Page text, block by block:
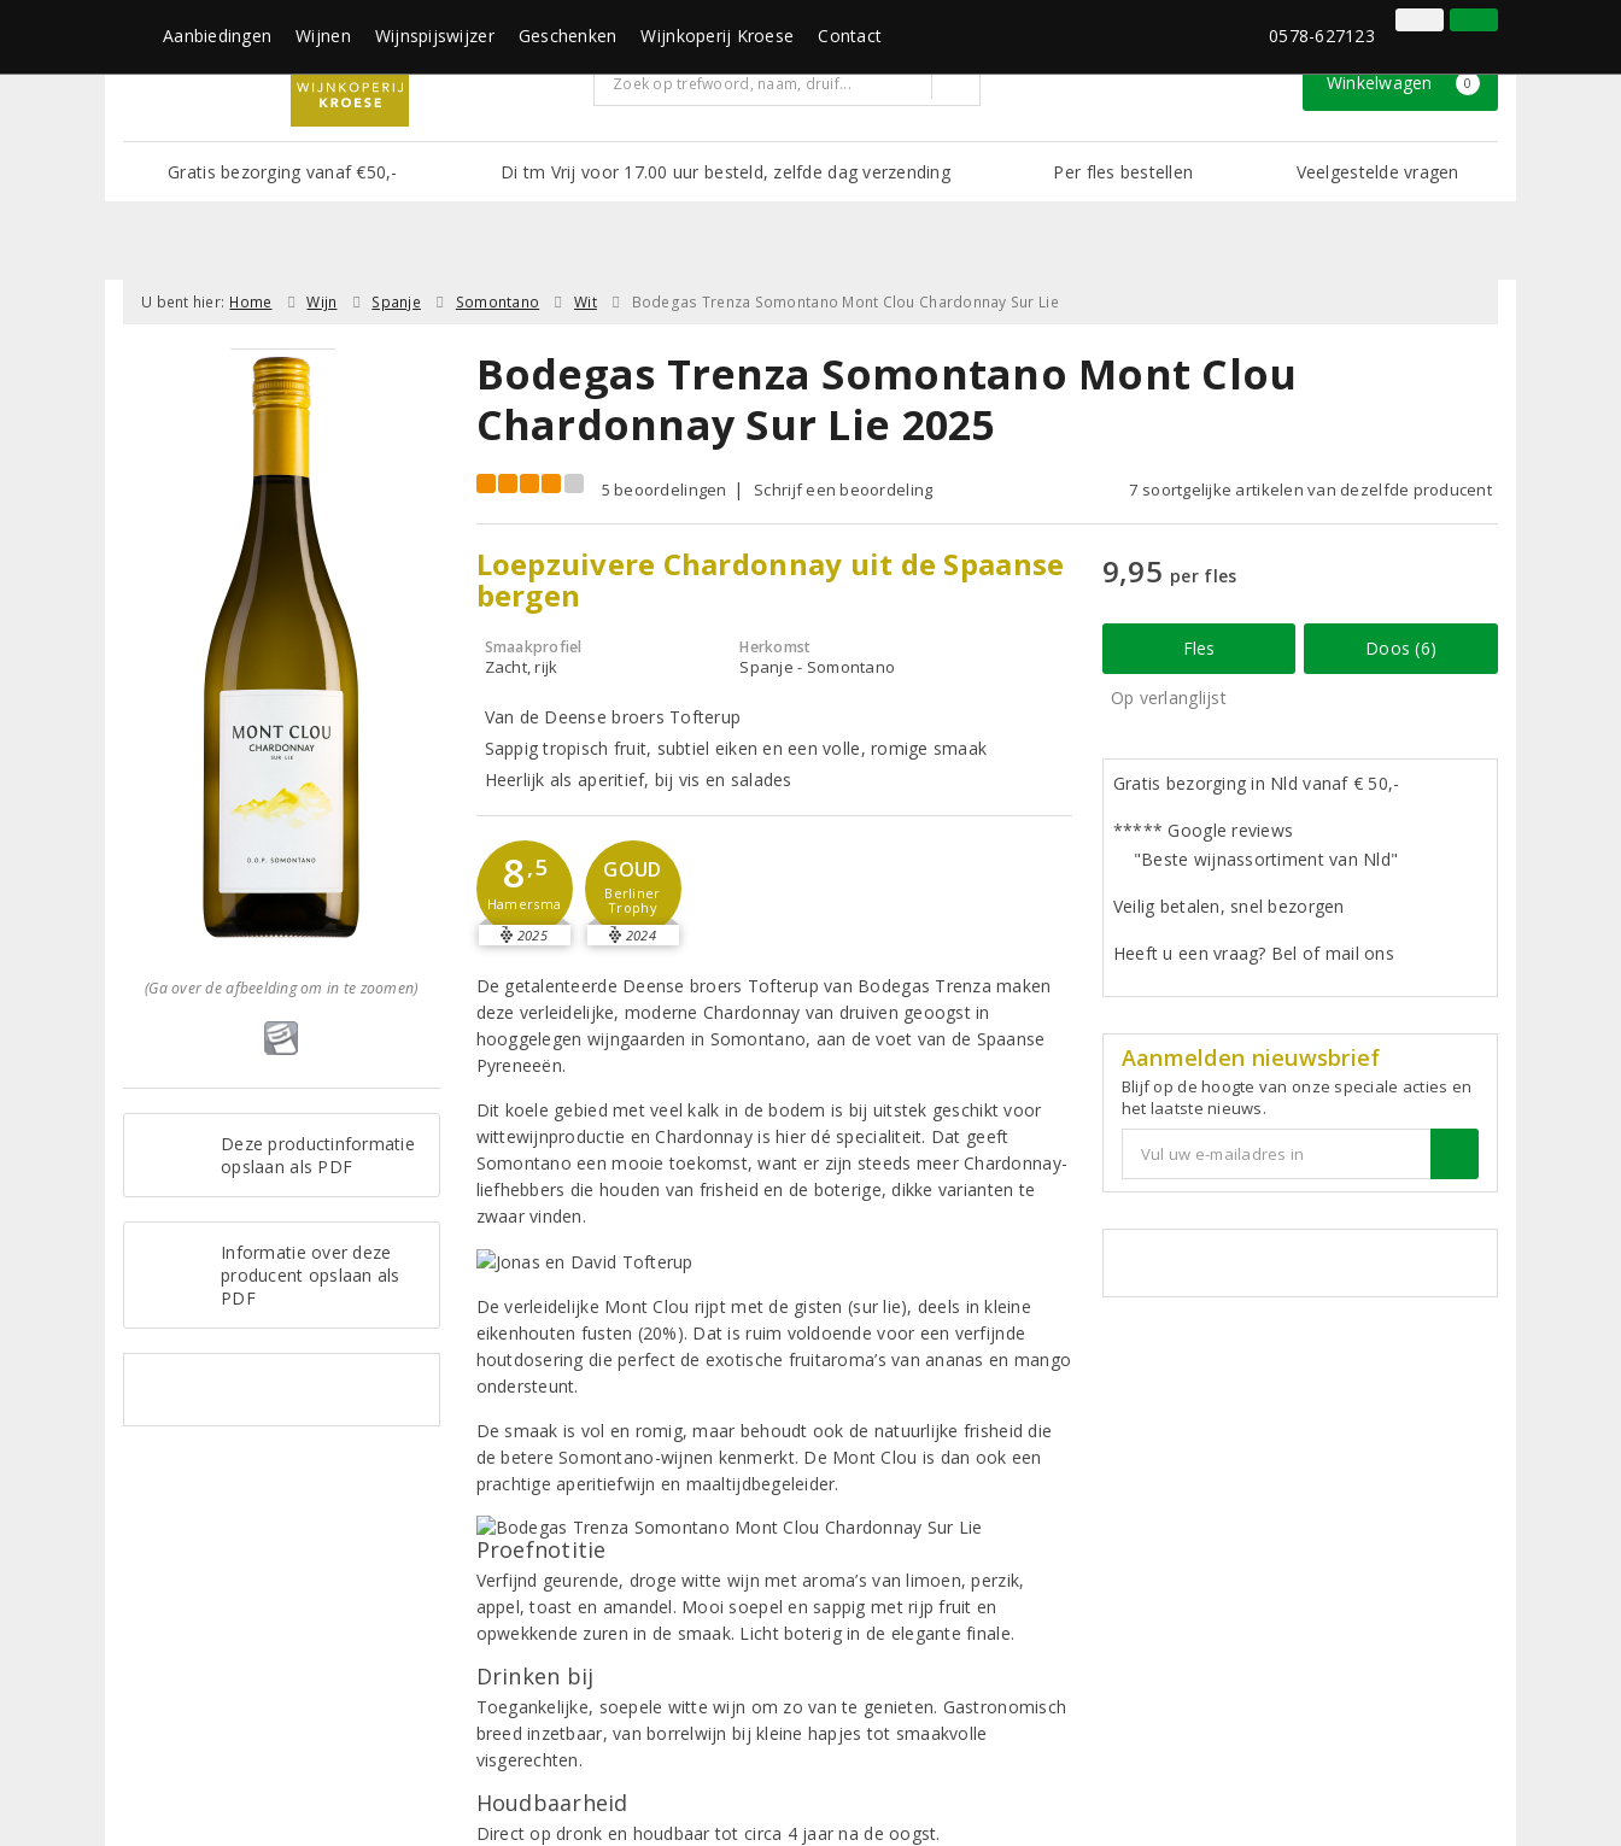
0578-627123 Inloggen Klantenservice
Winkelwagen 0
Gratis bezorging vanaf €50,- Di tm Vrij voor 17.00 uur besteld, zelfde dag verzending Per fles bestellen Veelgestelde vragen
Aanbiedingen Wijnen Wijnspijswijzer Geschenken Wijnkoperij Kroese Contact 0578-627123
U bent hier: Home Wijn Spanje Somontano Wit Bodegas Trenza Somontano Mont Clou Chardonnay Sur Lie
(Ga over de afbeelding om in te zoomen)
Deze productinformatie
opslaan als PDF
Informatie over deze
producent opslaan als
PDF
Bodegas Trenza Somontano Mont Clou
Chardonnay Sur Lie 2025
5 beoordelingen Schrijf een beoordeling 7 soortgelijke artikelen van dezelfde producent
Loepzuivere Chardonnay uit de Spaanse
bergen
Smaakprofiel
Zacht, rijk
Herkomst
Spanje - Somontano
Van de Deense broers Tofterup
Sappig tropisch fruit, subtiel eiken en een volle, romige smaak
Heerlijk als aperitief, bij vis en salades
8,5
Hamersma
2025
GOUD
Berliner
Trophy
2024
De getalenteerde Deense broers Tofterup van Bodegas Trenza maken
deze verleidelijke, moderne Chardonnay van druiven geoogst in
hooggelegen wijngaarden in Somontano, aan de voet van de Spaanse
Pyreneeën.
Dit koele gebied met veel kalk in de bodem is bij uitstek geschikt voor
wittewijnproductie en Chardonnay is hier dé specialiteit. Dat geeft
Somontano een mooie toekomst, want er zijn steeds meer Chardonnay-
liefhebbers die houden van frisheid en de boterige, dikke varianten te
zwaar vinden.
De verleidelijke Mont Clou rijpt met de gisten (sur lie), deels in kleine
eikenhouten fusten (20%). Dat is ruim voldoende voor een verfijnde
houtdosering die perfect de exotische fruitaroma’s van ananas en mango
ondersteunt.
De smaak is vol en romig, maar behoudt ook de natuurlijke frisheid die
de betere Somontano-wijnen kenmerkt. De Mont Clou is dan ook een
prachtige aperitiefwijn en maaltijdbegeleider.
Proefnotitie
Verfijnd geurende, droge witte wijn met aroma’s van limoen, perzik,
appel, toast en amandel. Mooi soepel en sappig met rijp fruit en
opwekkende zuren in de smaak. Licht boterig in de elegante finale.
Drinken bij
Toegankelijke, soepele witte wijn om zo van te genieten. Gastronomisch
breed inzetbaar, van borrelwijn bij kleine hapjes tot smaakvolle
visgerechten.
Houdbaarheid
Direct op dronk en houdbaar tot circa 4 jaar na de oogst.
9,95 per fles
Fles Doos (6)
Op verlanglijst
Gratis bezorging in Nld vanaf € 50,-
***** Google reviews
"Beste wijnassortiment van Nld"
Veilig betalen, snel bezorgen
Heeft u een vraag? Bel of mail ons
Aanmelden nieuwsbrief
Blijf op de hoogte van onze speciale acties en
het laatste nieuws.